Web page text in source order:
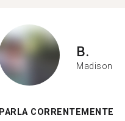
B.
Madison
PARLA CORRENTEMENTE